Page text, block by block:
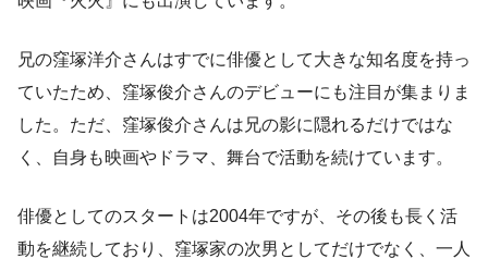
兄の窪塚洋介さんはすでに俳優として大きな知名度を持っ
ていたため、窪塚俊介さんのデビューにも注目が集まりま
した。ただ、窪塚俊介さんは兄の影に隠れるだけではな
く、自身も映画やドラマ、舞台で活動を続けています。
俳優としてのスタートは2004年ですが、その後も長く活
動を継続しており、窪塚家の次男としてだけでなく、一人